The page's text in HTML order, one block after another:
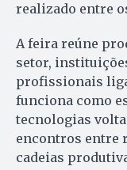
realizado entre
A feira reúne
setor,
profissionais
funciona como
tecnologias
encontros entre
cadeias